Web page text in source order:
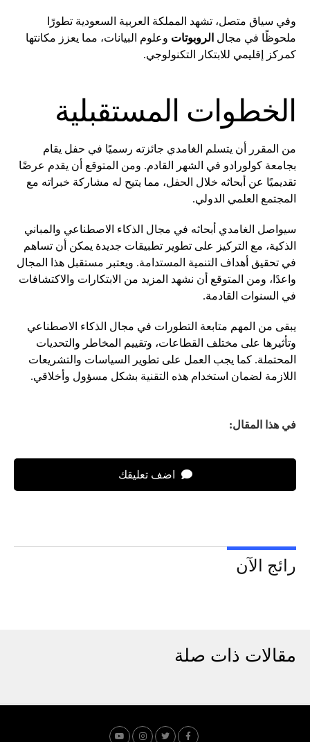
وفي سياق متصل، تشهد المملكة العربية السعودية تطورًا
ملحوظًا في مجال الروبوتات وعلوم البيانات، مما يعزز مكانتها
كمركز إقليمي للابتكار التكنولوجي.
الخطوات المستقبلية
من المقرر أن يتسلم الغامدي جائزته رسميًا في حفل يقام
بجامعة كولورادو في الشهر القادم. ومن المتوقع أن يقدم عرضًا
تقديميًا عن أبحاثه خلال الحفل، مما يتيح له مشاركة خبراته مع
المجتمع العلمي الدولي.
سيواصل الغامدي أبحاثه في مجال الذكاء الاصطناعي والمباني
الذكية، مع التركيز على تطوير تطبيقات جديدة يمكن أن تساهم
في تحقيق أهداف التنمية المستدامة. ويعتبر مستقبل هذا المجال
واعدًا، ومن المتوقع أن نشهد المزيد من الابتكارات والاكتشافات
في السنوات القادمة.
يبقى من المهم متابعة التطورات في مجال الذكاء الاصطناعي
وتأثيرها على مختلف القطاعات، وتقييم المخاطر والتحديات
المحتملة. كما يجب العمل على تطوير السياسات والتشريعات
اللازمة لضمان استخدام هذه التقنية بشكل مسؤول وأخلاقي.
في هذا المقال:
اضف تعليقك
رائج الآن
مقالات ذات صلة